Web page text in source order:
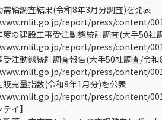
給調査結果(令和8年3月分調査)を発表
report/press/content/
の建設工事受注動態統計調査(大手50社
report/press/content/
注動態統計調査報告(大手50社調査/令
report/press/content/
売量指数(令和8年1月分)を公表
report/press/content/
イ】